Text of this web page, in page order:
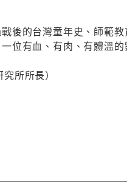
後的台灣童年史、師範
位有血、有肉、有體溫
所所長）